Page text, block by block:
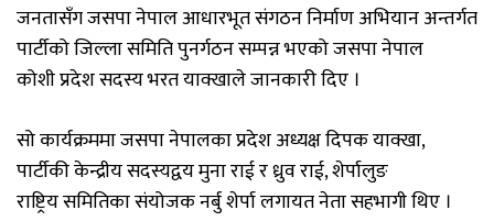
जनतासँगजसपानेपालआधारभूतसंगठननिर्माणअभियान अन्तर्गत
पार्टीकोजिल्लासमितिपुनर्गठनसम्पन्नभएकोजसपानेपाल
कोशीप्रदेशसदस्यभरतयाक्खालेजानकारीदिए ।
सोकार्यक्रममाजसपानेपालकाप्रदेशअध्यक्षदिपकयाक्खा,
पार्टीकीकेन्द्रीयसदस्यद्वयमुनाराईरध्रुवराई,शेर्पालुङ
राष्ट्रियसमितिकासंयोजकनर्बुशेर्पा लगायतनेतासहभागीथिए ।